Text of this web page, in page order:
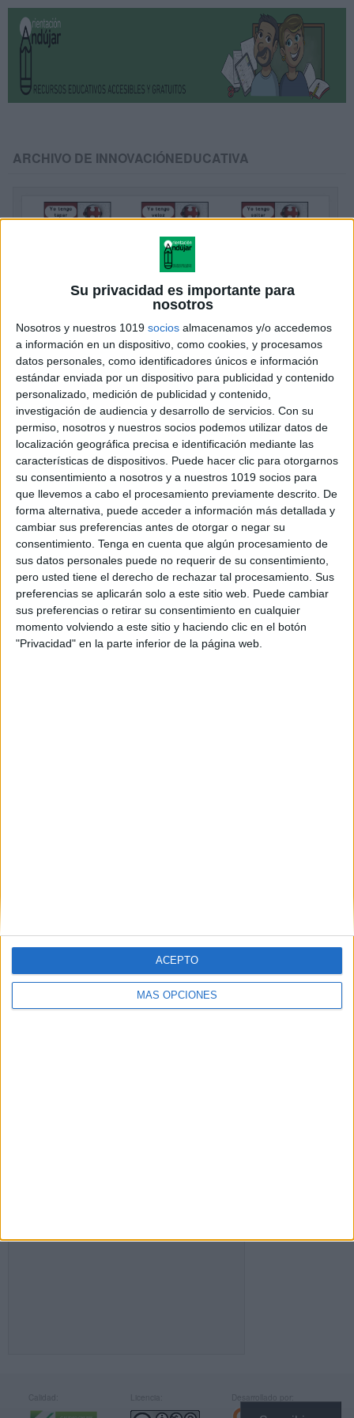
Su privacidad es importante para
nosotros
Nosotros y nuestros 1019 socios almacenamos y/o accedemos
a información en un dispositivo, como cookies, y procesamos
datos personales, como identificadores únicos e información
estándar enviada por un dispositivo para publicidad y contenido
personalizado, medición de publicidad y contenido,
investigación de audiencia y desarrollo de servicios. Con su
permiso, nosotros y nuestros socios podemos utilizar datos de
localización geográfica precisa e identificación mediante las
características de dispositivos. Puede hacer clic para otorgarnos
su consentimiento a nosotros y a nuestros 1019 socios para
que llevemos a cabo el procesamiento previamente descrito. De
forma alternativa, puede acceder a información más detallada y
cambiar sus preferencias antes de otorgar o negar su
consentimiento. Tenga en cuenta que algún procesamiento de
sus datos personales puede no requerir de su consentimiento,
pero usted tiene el derecho de rechazar tal procesamiento. Sus
preferencias se aplicarán solo a este sitio web. Puede cambiar
sus preferencias o retirar su consentimiento en cualquier
momento volviendo a este sitio y haciendo clic en el botón
"Privacidad" en la parte inferior de la página web.
MÁS OPCIONES
ACEPTO
ARCHIVO DE INNOVACIÓNEDUCATIVA
JUEGOS DE LENGUA Yo tengo…¿Quién
tiene…? Sinónimos y Antónimos
Publicado el 14 octubre, 2023
¡Hola, querida comunidad de Orientación Andújar! Hoy
nos sumergimos en el fascinante mundo de las
palabras con un emocionante juego lingüístico que
será una herramienta fantástica tanto para los
educadores […]
SEGUIR LEYENDO
Suscribir